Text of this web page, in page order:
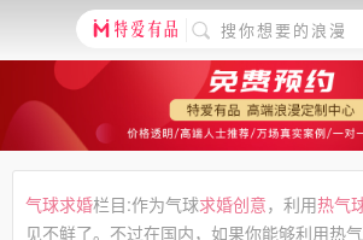
气球求婚栏目:作为气球求婚创意，利用热气
见不鲜了。不过在国内，如果你能够利用热